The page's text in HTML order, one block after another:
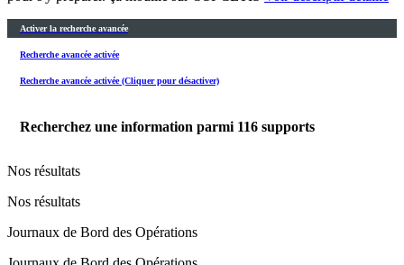
Activer la recherche avancée
Recherche avancée activée
Recherche avancée activée (Cliquer pour désactiver)
Recherchez une information parmi 116 supports
Nos résultats
Nos résultats
Journaux de Bord des Opérations